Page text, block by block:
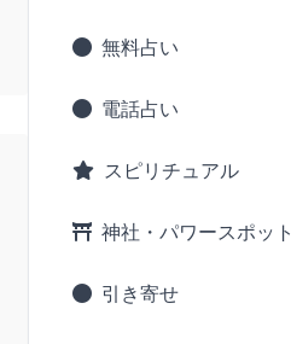
無料占い
電話占い
スピリチュアル
神社・パワースポット
引き寄せ